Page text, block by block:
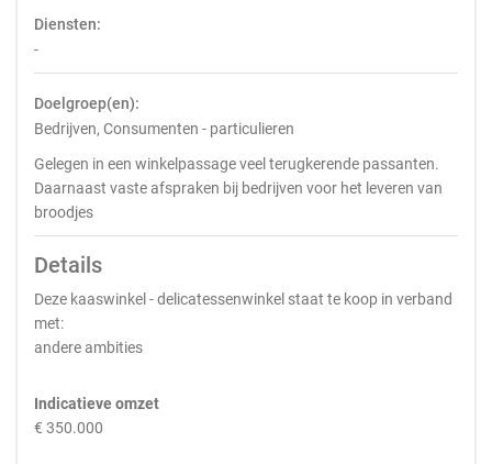
Diensten:
-
Doelgroep(en):
Bedrijven, Consumenten - particulieren
Gelegen in een winkelpassage veel terugkerende passanten.
Daarnaast vaste afspraken bij bedrijven voor het leveren van
broodjes
Details
Deze kaaswinkel - delicatessenwinkel staat te koop in verband
met:
andere ambities
Indicatieve omzet
€ 350.000